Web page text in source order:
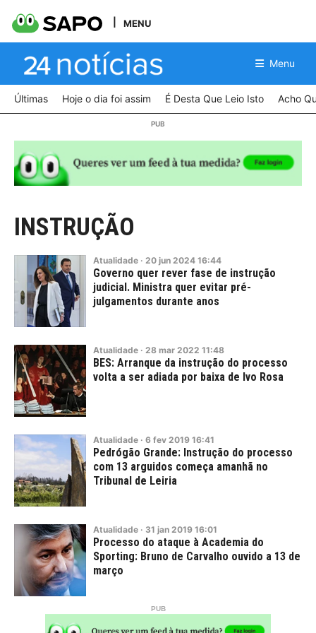
MENU
Menu
Últimas Hoje o dia foi assim É Desta Que Leio Isto Acho
INSTRUÇÃO
Atualidade · 20 jun 2024 16:44
Governo quer rever fase de instrução
judicial. Ministra quer evitar pré-
julgamentos durante anos
Atualidade · 28 mar 2022 11:48
BES: Arranque da instrução do processo
volta a ser adiada por baixa de Ivo Rosa
Atualidade · 6 fev 2019 16:41
Pedrógão Grande: Instrução do processo
com 13 arguidos começa amanhã no
Tribunal de Leiria
Atualidade · 31 jan 2019 16:01
Processo do ataque à Academia do
Sporting: Bruno de Carvalho ouvido a 13 de
março